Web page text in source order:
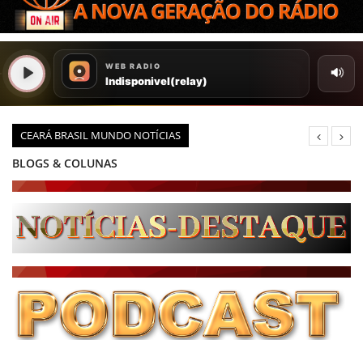
CEARÁ BRASIL MUNDO NOTÍCIAS
BLOGS & COLUNAS
PODCAST - PONTO DE VISTA
BRASIL DE FATO - ÚLTIMAS NOTÍCIAS
ÚLTIMAS NOTÍCIAS
NOTÍCIAS TAMBÉM NA TELA
NOTÍCIAS GERAIS
CONECTE-SE
REGISTO